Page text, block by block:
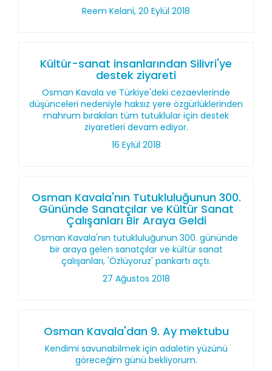
Reem Kelani, 20 Eylül 2018
Kültür-sanat insanlarından Silivri'ye
destek ziyareti
Osman Kavala ve Türkiye'deki cezaevlerinde
düşünceleri nedeniyle haksız yere özgürlüklerinden
mahrum bırakılan tüm tutuklular için destek
ziyaretleri devam ediyor.
16 Eylül 2018
Osman Kavala'nın Tutukluluğunun 300.
Gününde Sanatçılar ve Kültür Sanat
Çalışanları Bir Araya Geldi
Osman Kavala'nın tutukluluğunun 300. gününde
bir araya gelen sanatçılar ve kültür sanat
çalışanları, 'Özlüyoruz' pankartı açtı.
27 Ağustos 2018
Osman Kavala'dan 9. Ay mektubu
Kendimi savunabilmek için adaletin yüzünü
göreceğim günü bekliyorum.